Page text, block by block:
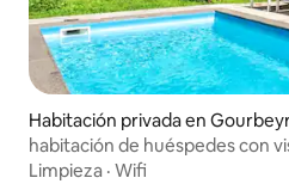
Habitación privada en
habitación de huéspedes con
Limpieza · Wifi